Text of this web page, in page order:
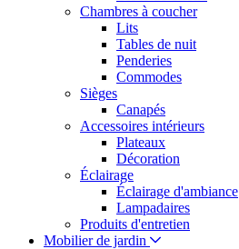
Chambres à coucher
Lits
Tables de nuit
Penderies
Commodes
Sièges
Canapés
Accessoires intérieurs
Plateaux
Décoration
Éclairage
Éclairage d'ambiance
Lampadaires
Produits d'entretien
Mobilier de jardin